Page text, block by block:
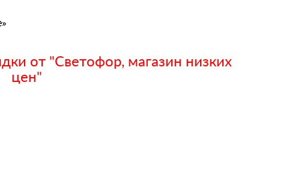
от "Светофор, магазин низких
цен"